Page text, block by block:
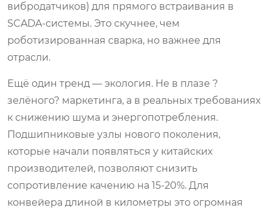
вибродатчиков) для прямого встраивания в
SCADA-системы. Это скучнее, чем
роботизированная сварка, но важнее для
отрасли.
Ещё один тренд — экология. Не в плазе ?
зелёного? маркетинга, а в реальных требованиях
к снижению шума и энергопотребления.
Подшипниковые узлы нового поколения,
которые начали появляться у китайских
производителей, позволяют снизить
сопротивление качению на 15-20%. Для
конвейера длиной в километры это огромная